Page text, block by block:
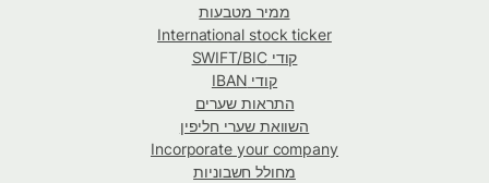
ממיר מטבעות
International stock ticker
קודי SWIFT/BIC
קודי IBAN
התראות שערים
השוואת שערי חליפין
Incorporate your company
מחולל חשבוניות